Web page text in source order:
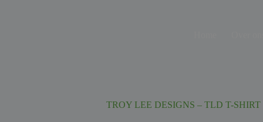
TROY LEE DESIGNS – TLD T-